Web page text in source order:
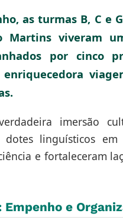
as turmas B, C e
Martins viveram
por cinco
imersão
linguísticos em
e fortaleceram
Empenho e